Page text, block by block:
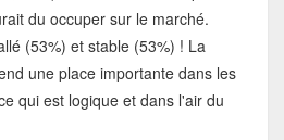
du occuper sur le marché.
(53%) et stable (53%) ! La
une place importante dans les
qui est logique et dans l'air du